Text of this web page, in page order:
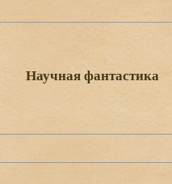
Научная фантастика